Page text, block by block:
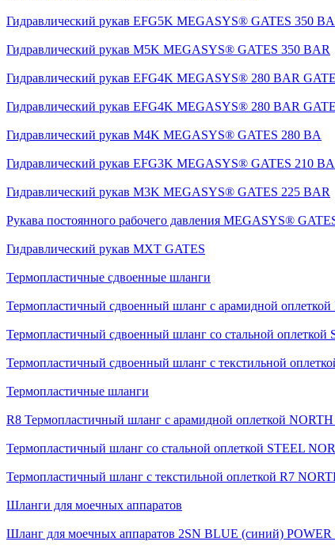
Гидравлический рукав EFG5K MEGASYS® GATES 350
Гидравлический рукав M5K MEGASYS® GATES 350 BAR
Гидравлический рукав EFG4K MEGASYS® 280 BAR
Гидравлический рукав EFG4K MEGASYS® 280 BAR
Гидравлический рукав M4K MEGASYS® GATES 280 BA
Гидравлический рукав EFG3K MEGASYS® GATES 210
Гидравлический рукав M3K MEGASYS® GATES 225 BAR
Рукава постоянного рабочего давления MEGASYS®
Гидравлический рукав MXT GATES
Термопластичные сдвоенные шланги
Термопластичный сдвоенный шланг с арамидной
Термопластичный сдвоенный шланг со стальной
Термопластичный сдвоенный шланг с текстильной
Термопластичные шланги
R8 Термопластичный шланг с арамидной оплеткой
Термопластичный шланг со стальной оплеткой STEEL
Термопластичный шланг с текстильной оплеткой R7
Шланги для моечных аппаратов
Шланг для моечных аппаратов 2SN BLUE (синий)